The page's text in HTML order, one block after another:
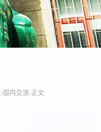
-国内交流-正文